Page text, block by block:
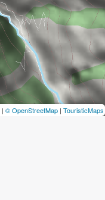
| © OpenStreetMap | TouristicMaps